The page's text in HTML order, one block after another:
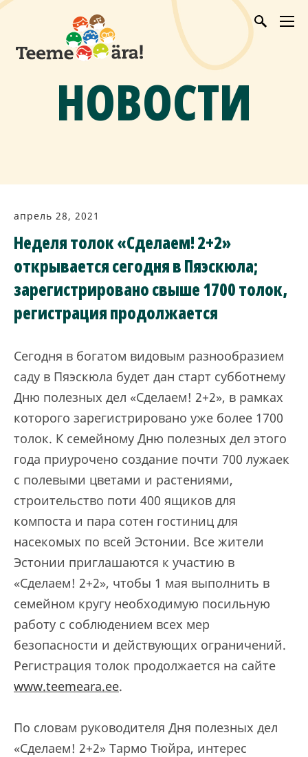
НОВОСТИ
апрель 28, 2021
Неделя толок «Сделаем! 2+2»
открывается сегодня в Пяэскюла;
зарегистрировано свыше 1700 толок,
регистрация продолжается
Сегодня в богатом видовым разнообразием
саду в Пяэскюла будет дан старт субботнему
Дню полезных дел «Сделаем! 2+2», в рамках
которого зарегистрировано уже более 1700
толок. К семейному Дню полезных дел этого
года приурочено создание почти 700 лужаек
с полевыми цветами и растениями,
строительство поти 400 ящиков для
компоста и пара сотен гостиниц для
насекомых по всей Эстонии. Все жители
Эстонии приглашаются к участию в
«Сделаем! 2+2», чтобы 1 мая выполнить в
семейном кругу необходимую посильную
работу с соблюдением всех мер
безопасности и действующих ограничений.
Регистрация толок продолжается на сайте
www.teemeara.ee.
По словам руководителя Дня полезных дел
«Сделаем! 2+2» Тармо Тюйра, интерес